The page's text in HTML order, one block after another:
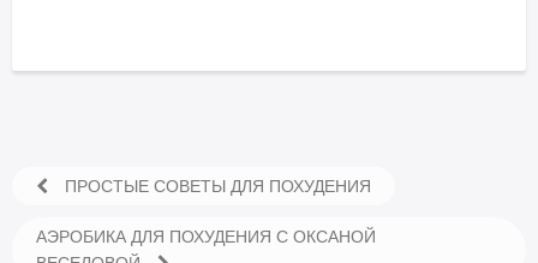
ПРОСТЫЕ СОВЕТЫ ДЛЯ ПОХУДЕНИЯ
АЭРОБИКА ДЛЯ ПОХУДЕНИЯ С ОКСАНОЙ